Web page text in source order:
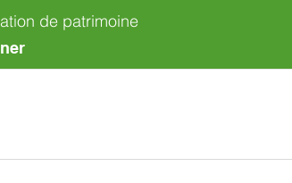
de patrimoine